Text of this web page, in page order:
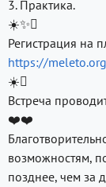
3. Практика.
☀️✨
Регистрация на
https://
☀️
Встреча
❤️❤️
возможностям,
позднее, чем за